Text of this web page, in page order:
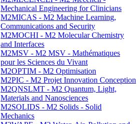
Mechanical Engineering for Clinicians
M2MICAS - M2 Machine Learning,
Communications and Security
M2MOCHI - M2 Molecular Chemistry
and Interfaces
M2MSV - M2 MSV - Mathématiques
pour les Sciences du Vivant
M2OPTIM - M2 Optimisation
M2PIC - M2 Projet Innovation Conception
M2QNSLMT - M2 Quantum, Light,
Materials and Nanosciences
M2SOLIDS - M2 Solids - Solid
Mechanics